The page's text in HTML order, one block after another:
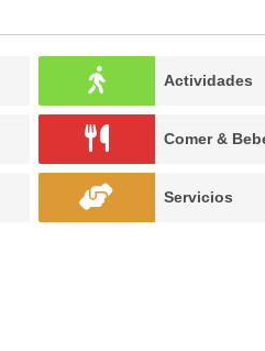
Actividades
Comer &
Servicios